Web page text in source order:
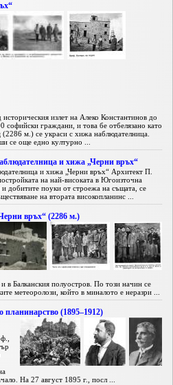
излет на Алеко Константинов до
софийски граждани, и това бе отбелязано като
м.) се украси с хижа наблюдателница.
се още едно културно ...
и хижа „Черни връх“
и хижа „Черни връх“ Архитект П.
на най-високата в Югоизточна
добитите поуки от строежа на същата, се
на втората високопланинс ...
връх“ (2286 м.)
в Балканския полуостров. По този начин се
метеоролози, който в миналото е неразри ...
планинарство (1895–1912)
На 27 август 1895 г., посл ...